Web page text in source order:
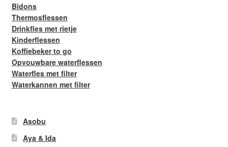
Bidons
Thermosflessen
Drinkfles met rietje
Kinderflessen
Koffiebeker to go
Opvouwbare waterflessen
Waterfles met filter
Waterkannen met filter
Asobu
Aya & Ida